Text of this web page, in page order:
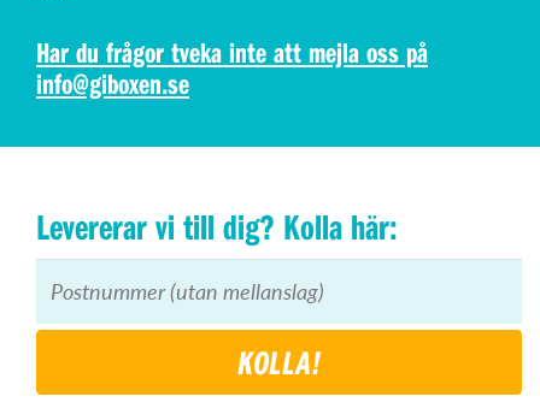
Har du frågor tveka inte att mejla oss på
info@giboxen.se
Levererar vi till dig? Kolla här:
KOLLA!